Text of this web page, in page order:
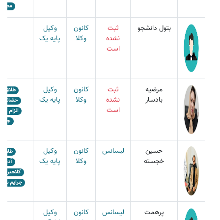
بتول دانشجو
ثبت
نشده
است
کانون
وکلا
وکیل
پایه یک
مرضیه
بادسار
ثبت
نشده
است
کانون
وکلا
وکیل
پایه یک
طلاق
حضانت
الزام
جعل
حسین
خجسته
لیسانس
کانون
وکلا
وکیل
پایه یک
طلاق
آدم
جرایم
پرهمت لیسانس
کانون
وکیل